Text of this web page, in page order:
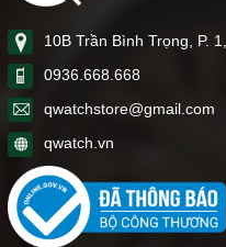
10B Trần Bình Trọng, P.
0936.668.668
qwatchstore@gmail.com
qwatch.vn